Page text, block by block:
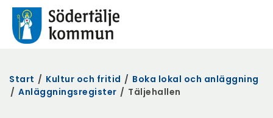
Start / Kultur och fritid / Boka lokal och anläggning
/ Anläggningsregister / Täljehallen